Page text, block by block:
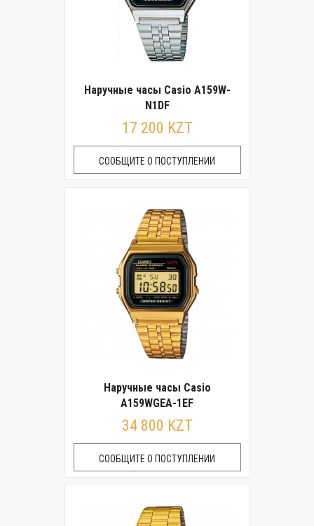
Наручные часы Casio A159W-
N1DF
17 200 KZT
СООБЩИТЕ О ПОСТУПЛЕНИИ
Наручные часы Casio
A159WGEA-1EF
34 800 KZT
СООБЩИТЕ О ПОСТУПЛЕНИИ